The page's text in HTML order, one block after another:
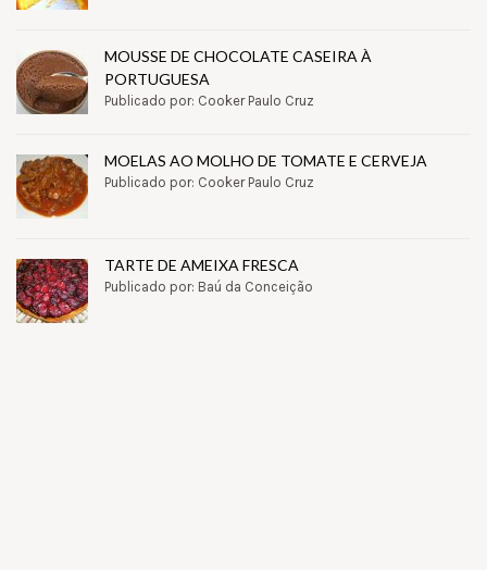
MOUSSE DE CHOCOLATE CASEIRA À
PORTUGUESA
Publicado por: Cooker Paulo Cruz
MOELAS AO MOLHO DE TOMATE E CERVEJA
Publicado por: Cooker Paulo Cruz
TARTE DE AMEIXA FRESCA
Publicado por: Baú da Conceição